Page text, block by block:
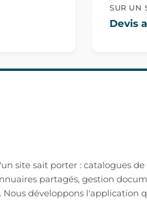
SUR UN
Devis
site sait porter : catalogues
partagés, gestion
développons l'application